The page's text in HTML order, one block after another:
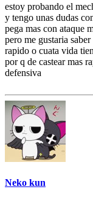
estoy probando el
y tengo unas dudas
pega mas con ataque
pero me gustaria
rapido o cuata vida
por q de castear mas
defensiva
Neko kun